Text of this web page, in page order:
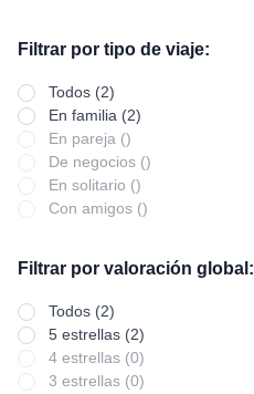
Filtrar por tipo de viaje:
Todos (2)
En familia (2)
En pareja ()
De negocios ()
En solitario ()
Con amigos ()
Filtrar por valoración global:
Todos (2)
5 estrellas (2)
4 estrellas (0)
3 estrellas (0)